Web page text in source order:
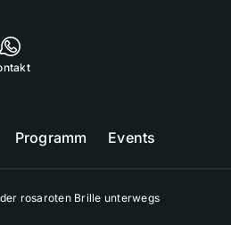
Programm Events
rosaroten Brille unterwegs